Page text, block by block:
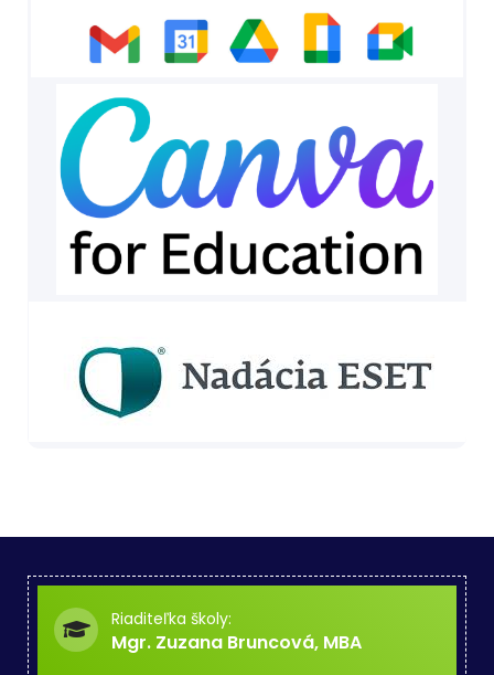
Riaditeľka školy:
Mgr. Zuzana Bruncová, MBA